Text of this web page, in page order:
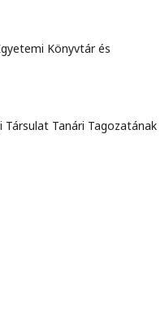
Könyvtár és
Tanári Tagozatának